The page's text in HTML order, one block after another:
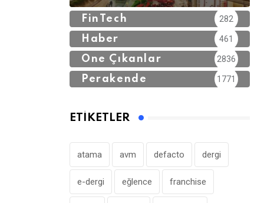
FinTech 282
Haber 461
Öne Çıkanlar 2836
Perakende 1771
ETIKETLER
atama avm defacto dergi
e-dergi eğlence franchise